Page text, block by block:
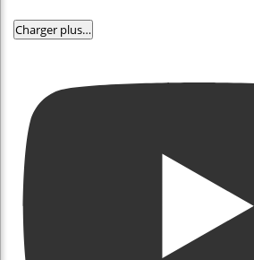
Charger plus…